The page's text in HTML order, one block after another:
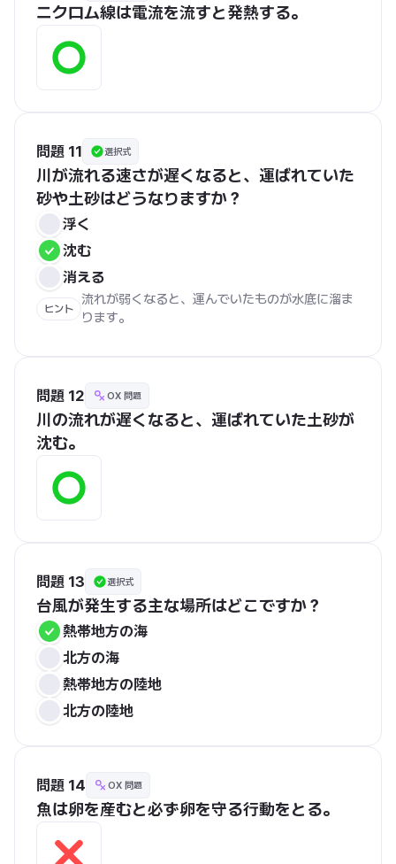
ニクロム線は電流を流すと発熱する。
問題 11 選択式
川が流れる速さが遅くなると、運ばれていた
砂や土砂はどうなりますか？
浮く
沈む
消える
ヒント
流れが弱くなると、運んでいたものが水底に溜ま
ります。
問題 12 OX 問題
川の流れが遅くなると、運ばれていた土砂が
沈む。
問題 13 選択式
台風が発生する主な場所はどこですか？
熱帯地方の海
北方の海
熱帯地方の陸地
北方の陸地
問題 14 OX 問題
魚は卵を産むと必ず卵を守る行動をとる。